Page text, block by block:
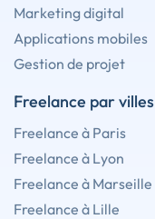
Marketing digital
Applications mobiles
Gestion de projet
Freelance par villes
Freelance à Paris
Freelance à Lyon
Freelance à Marseille
Freelance à Lille